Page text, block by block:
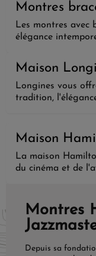
Montres
Les montres avec
élégance
Maison
Longines vous
tradition,
Maison
La maison
du cinéma et de
Montres
Depuis sa